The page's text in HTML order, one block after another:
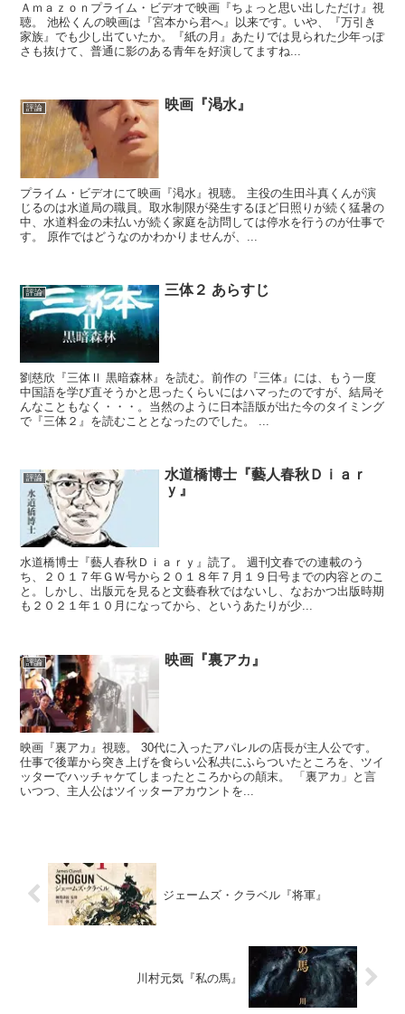
Ａｍａｚｏｎプライム・ビデオで映画『ちょっと思い出しただけ』視
聴。 池松くんの映画は『宮本から君へ』以来です。いや、『万引き
家族』でも少し出ていたか。『紙の月』あたりでは見られた少年っぽ
さも抜けて、普通に影のある青年を好演してますね...
評論 映画『渇水』
プライム・ビデオにて映画『渇水』視聴。 主役の生田斗真くんが演
じるのは水道局の職員。取水制限が発生するほど日照りが続く猛暑の
中、水道料金の未払いが続く家庭を訪問しては停水を行うのが仕事で
す。 原作ではどうなのかわかりませんが、...
評論 三体２ あらすじ
劉慈欣『三体Ⅱ 黒暗森林』を読む。前作の『三体』には、もう一度
中国語を学び直そうかと思ったくらいにはハマったのですが、結局そ
んなこともなく・・・。当然のように日本語版が出た今のタイミング
で『三体２』を読むこととなったのでした。 ...
評論
水道橋博士『藝人春秋Ｄｉａｒ
ｙ』
水道橋博士『藝人春秋Ｄｉａｒｙ』読了。 週刊文春での連載のう
ち、２０１７年ＧＷ号から２０１８年７月１９日号までの内容とのこ
と。しかし、出版元を見ると文藝春秋ではないし、なおかつ出版時期
も２０２１年１０月になってから、というあたりが少...
評論 映画『裏アカ』
映画『裏アカ』視聴。 30代に入ったアパレルの店長が主人公です。
仕事で後輩から突き上げを食らい公私共にふらついたところを、ツイ
ッターでハッチャケてしまったところからの顛末。 「裏アカ」と言
いつつ、主人公はツイッターアカウントを...
ジェームズ・クラベル『将軍』
川村元気『私の馬』